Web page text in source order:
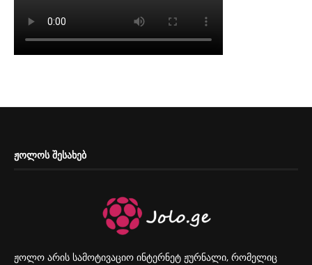
ᲟᲝᲚᲝᲡ ᲨᲔᲡᲐᲮᲔᲑ
ჟოლო არის სამოტივაციო ინტერნეტ ჟურნალი, რომელიც